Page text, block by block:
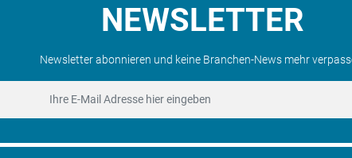
NEWSLETTER
Newsletter abonnieren und keine Branchen-News mehr